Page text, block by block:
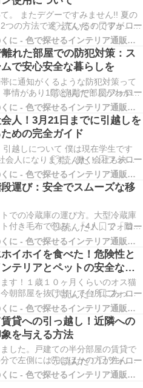
たりしているんですが、血便の方
。 またデグーですみません!! 夏の
つの方法で迷っているのですが… 1.
機(デグーの体に直接当たらないよ
けて登校。 2. 窓は閉めたままで、扇
に直接当たらないようにする)と除
登校。 1は除湿でき…
いろのくに - 色で探せるインテリア通販サイト
れた部屋での防犯対策：ス
で安心安全な暮らしを
に通知がくるような防犯対策って
事情があり1階と4階で部屋がわかれ
私は4階の方にいつも寝ています。
要な書類などもあります。もし一階
たりしたら4階に知らせがくるよう
センサーなどは通販などで売って
いろのくに - 色で探せるインテリア通販サイト
人！3月21日までに引越しを
めの完全ガイド
引越しについて 僕は現在学生です
会人になります。 働く会社も決ま
を探そうと思っています。 予定で
引越したいです。 そこで幾つか質
①これから不動産に行って部屋を
でに引越しができるかどうか。
いろのくに - 色で探せるインテリア通販サイト
運び：安全でスムーズな移
での冷蔵庫の運び方。大型冷蔵庫
付き毛布で包み、「4人」で「階
です。まず部屋から出す際は斜め
態で一度室外に置きました。そし
下ろす際なのですが、冷蔵庫の上
持ち、踊り場ごとに一度立てて、回
え…
いろのくに - 色で探せるインテリア通販サイト
イホイを食べた！危険性と
テリアとペットの安全な共
す！１歳１０ヶ月くらいのオス猫
朝部屋を抜け出して台所にあった
を半分近く食べてしまいました。
は猫が食べても体に害の無いもの
？とても心配です。回答よろしく
猫がコバエホイホイを食べた時の
…
いろのくに - 色で探せるインテリア通販サイト
貸への引っ越し！近隣への
を与える方法
した。戸建ての半分部屋の賃貸で
で左側には先にほかの方が住んで
住宅街です。1日目ですが引っ越し
などでバタバタして挨拶に行けませ
いろのくに - 色で探せるインテリア通販サイト